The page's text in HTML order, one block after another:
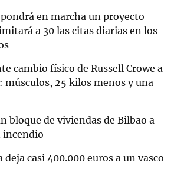
en marcha un proyecto
a 30 las citas diarias en los
cambio físico de Russell Crowe a
músculos, 25 kilos menos y una
bloque de viviendas de Bilbao a
incendio
casi 400.000 euros a un vasco